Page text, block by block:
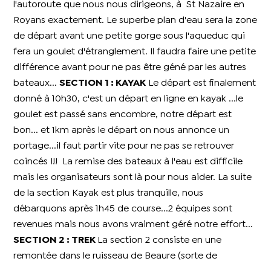
l'autoroute que nous nous dirigeons, à St Nazaire en
Royans exactement. Le superbe plan d'eau sera la zone
de départ avant une petite gorge sous l'aqueduc qui
fera un goulet d'étranglement. Il faudra faire une petite
différence avant pour ne pas être géné par les autres
bateaux...SECTION 1 : KAYAK Le départ est finalement
donné à 10h30, c'est un départ en ligne en kayak ...le
goulet est passé sans encombre, notre départ est
bon... et 1km après le départ on nous annonce un
portage...il faut partir vite pour ne pas se retrouver
coincés !!! La remise des bateaux à l'eau est difficile
mais les organisateurs sont là pour nous aider. La suite
de la section Kayak est plus tranquille, nous
débarquons après 1h45 de course...2 équipes sont
revenues mais nous avons vraiment géré notre effort...
SECTION 2 : TREK
La section 2 consiste en une
remontée dans le ruisseau de Beaure (sorte de